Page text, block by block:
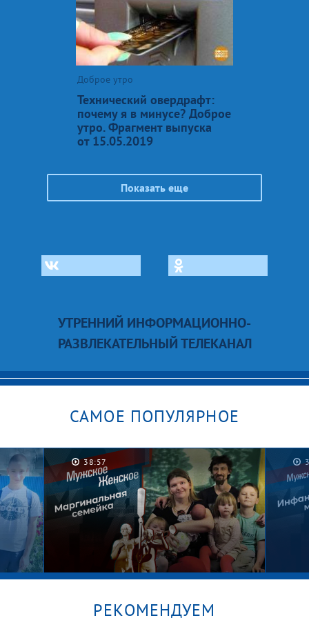
Доброе утро
Технический овердрафт:
почему я в минусе? Доброе
утро. Фрагмент выпуска
от 15.05.2019
Показать еще
УТРЕННИЙ ИНФОРМАЦИОННО-
РАЗВЛЕКАТЕЛЬНЫЙ ТЕЛЕКАНАЛ
САМОЕ ПОПУЛЯРНОЕ
38:57
РЕКОМЕНДУЕМ